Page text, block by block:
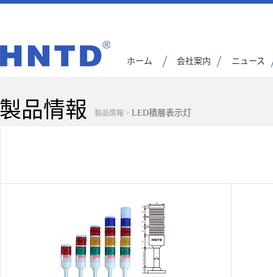
ホーム 会社案内 ニュース
製品情報 製品情報 > LED積層表示灯